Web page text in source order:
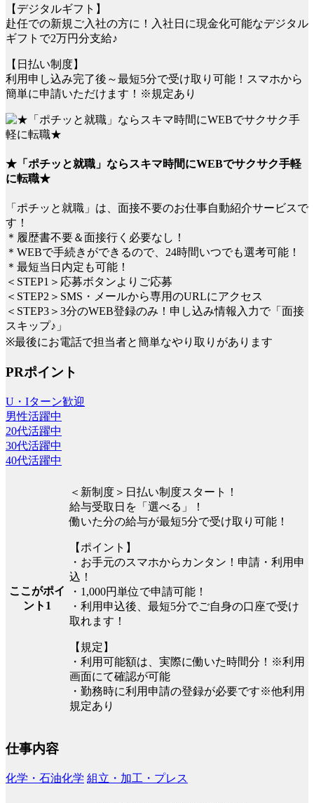
【デジタルギフト】
赴任での新規ご入社の方に！入社日に現金化可能なデジタル
ギフトで2万円分支給♪
【日払い制度】
利用申し込み完了後～最短5分で受け取り可能！スマホから
簡単に申請いただけます！※規定あり
★「ポチッと就職」ならスキマ時間にWEBでサクサク手軽
に転職★
「ポチッと就職」は、面接不要のお仕事自動紹介サービスで
す！
＊履歴書不要＆面接行く必要なし！
＊WEBで手続きができるので、24時間いつでも選考可能！
＊最短当日内定も可能！
＜STEP1＞応募ボタンよりご応募
＜STEP2＞SMS・メールから専用のURLにアクセス
＜STEP3＞3分のWEB登録のみ！申し込み情報入力で「面接
スキップ♪」
※最後にお電話で担当者と簡単なやり取りがあります
PRポイント
U・Iターン歓迎
男性活躍中
20代活躍中
30代活躍中
40代活躍中
ここがポイ
ント1
＜新制度＞日払い制度スタート！
給与受取日を「選べる」！
働いた分の給与が最短5分で受け取り可能！
【ポイント】
・お手元のスマホからカンタン！申請・利用申
込！
・1,000円単位で申請可能！
・利用申込後、最短5分でご自身の口座で受け
取れます！
【規定】
・利用可能額は、実際に働いた時間分！※利用
画面にて確認が可能
・勤務時に利用申請の登録が必要です※他利用
規定あり
仕事内容
化学・石油化学 組立・加工・プレス